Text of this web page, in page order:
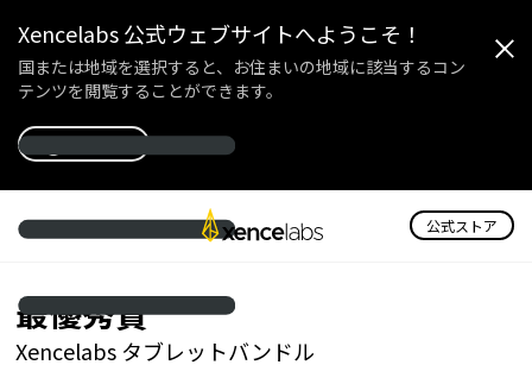
Xencelabs 公式ウェブサイトへようこそ！
国または地域を選択すると、お住まいの地域に該当するコン
テンツを閲覧することができます。
公式ストア
Xencelabsのペンタブレ
最優秀賞
Xencelabs タブレットバンドル